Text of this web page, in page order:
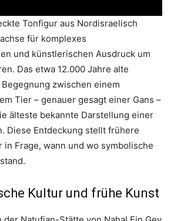
Tonfigur aus Nordisraelisch
für komplexes
und künstlerischen Ausdruck um
Das etwa 12.000 Jahre alte
zwischen einem
Tier – genauer gesagt einer Gans –
älteste bekannte Darstellung einer
Diese Entdeckung stellt frühere
in Frage, wann und wo symbolische
Kultur und frühe Kunst